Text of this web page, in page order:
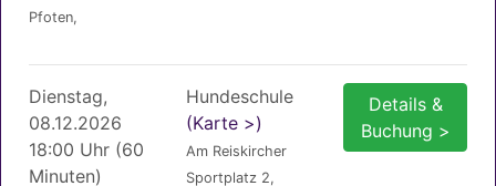
Pfoten,
Dienstag,
08.12.2026
18:00 Uhr (60
Minuten)
Hundeschule
(Karte >)
Am Reiskircher
Sportplatz 2,
Details &
Buchung >